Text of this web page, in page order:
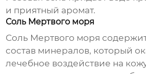
и приятный аромат.
Соль Мертвого моря
Соль Мертвого моря
состав минералов, который
лечебное воздействие на